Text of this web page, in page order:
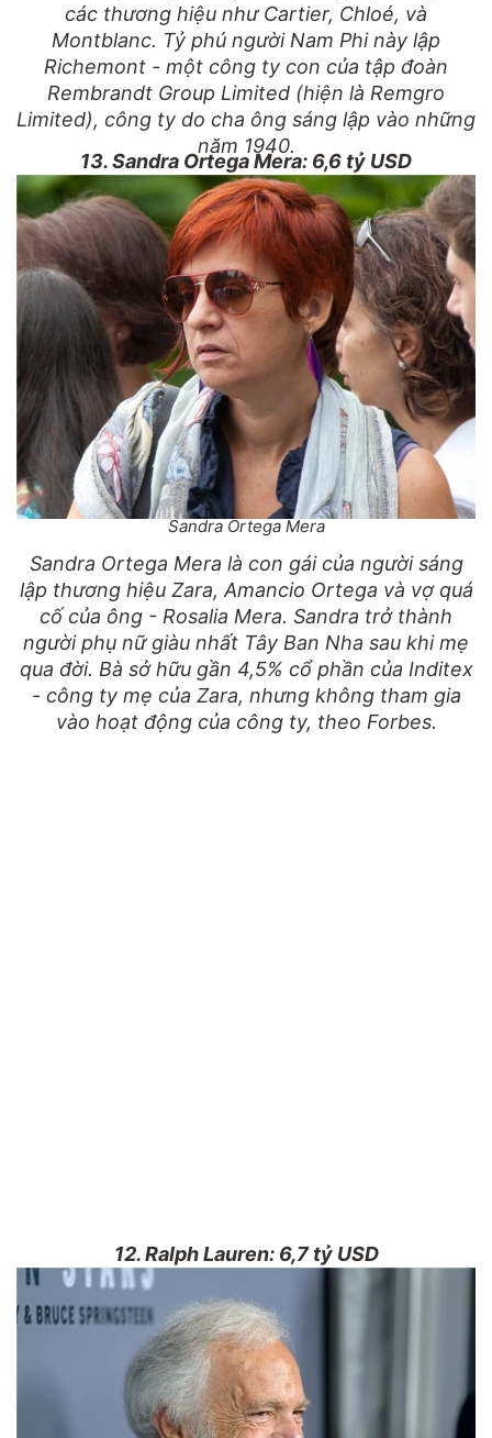
các thương hiệu như Cartier, Chloé, và
Montblanc. Tỷ phú người Nam Phi này lập
Richemont - một công ty con của tập đoàn
Rembrandt Group Limited (hiện là Remgro
Limited), công ty do cha ông sáng lập vào những
năm 1940.
13. Sandra Ortega Mera: 6,6 tỷ USD
Sandra Ortega Mera
Sandra Ortega Mera là con gái của người sáng
lập thương hiệu Zara, Amancio Ortega và vợ quá
cố của ông - Rosalia Mera. Sandra trở thành
người phụ nữ giàu nhất Tây Ban Nha sau khi mẹ
qua đời. Bà sở hữu gần 4,5% cổ phần của Inditex
- công ty mẹ của Zara, nhưng không tham gia
vào hoạt động của công ty, theo Forbes.
12. Ralph Lauren: 6,7 tỷ USD